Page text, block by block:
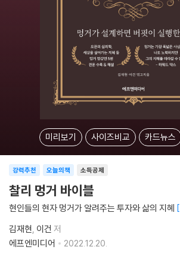
미리보기 사이즈비교 카드뉴스
소득공제
강력추천 오늘의책
찰리 멍거 바이블
현인들의 현자 멍거가 알려주는 투자와 삶의 지혜
김재현 이건 저
에프엔미디어
2022.12.20.